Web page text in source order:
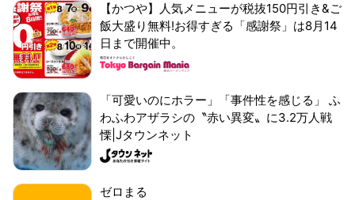
【かつや】人気メニューが税抜150円引き&ご
飯大盛り無料!お得すぎる「感謝祭」は8月14
日まで開催中。
「可愛いのにホラー」「事件性を感じる」 ふ
わふわアザラシの〝赤い異変〟に3.2万人戦
慄|Jタウンネット
ゼロまる